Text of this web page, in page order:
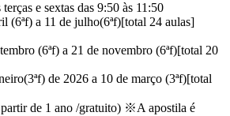
e sextas das 9:50 às 11:50
(6ªf) a 11 de julho(6ªf)[total 24 aulas]
(6ªf) a 21 de novembro (6ªf)[total 20
de 2026 a 10 de março (3ªf)[total
de 1 ano /gratuito) ※A apostila é